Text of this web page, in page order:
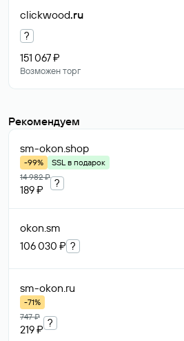
clickwood.ru
?
151 067 ₽
Возможен торг
Рекомендуем
sm-okon.shop
-99%
SSL в подарок
14 982 ₽
189 ₽
?
okon.sm
106 030 ₽ ?
sm-okon.ru
-71%
747 ₽
219 ₽
?